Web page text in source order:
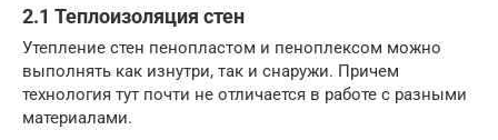
2.1 Теплоизоляция стен
Утепление стен пенопластом и пеноплексом можно
выполнять как изнутри, так и снаружи. Причем
технология тут почти не отличается в работе с разными
материалами.